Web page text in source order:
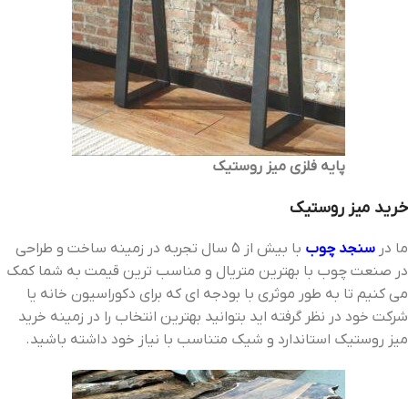
پایه فلزی میز روستیک
خرید میز روستیک
ما در سنجد چوب
با بیش از 5 سال تجربه در زمینه ساخت و طراحی
در صنعت چوب با بهترین متریال و مناسب ترین قیمت به شما کمک
می کنیم تا به طور موثری با بودجه ای که برای دکوراسیون خانه یا
شرکت خود در نظر گرفته اید بتوانید بهترین انتخاب را در زمینه خرید
میز روستیک استاندارد و شیک متناسب با نیاز خود داشته باشید.